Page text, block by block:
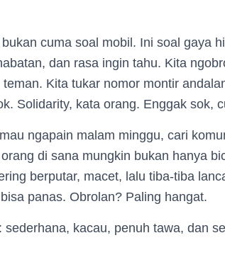
cuma soal mobil. Ini soal gaya
dan rasa ingin tahu. Kita
Kita tukar nomor montir
Solidarity, kata orang. Enggak sok,
ngapain malam minggu, cari
di sana mungkin bukan hanya
berputar, macet, lalu tiba-tiba
panas. Obrolan? Paling hangat.
kacau, penuh tawa, dan